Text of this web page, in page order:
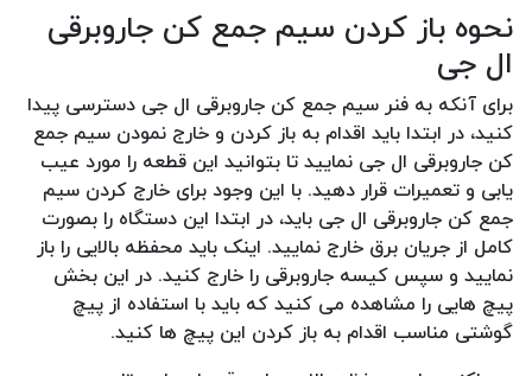
نحوه باز کردن سیم جمع کن جاروبرقی
ال جی
برای آنکه به فنر سیم جمع کن جاروبرقی ال جی دسترسی پیدا
کنید، در ابتدا باید اقدام به باز کردن و خارج نمودن سیم جمع
کن جاروبرقی ال جی نمایید تا بتوانید این قطعه را مورد عیب
یابی و تعمیرات قرار دهید. با این وجود برای خارج کردن سیم
جمع کن جاروبرقی ال جی باید، در ابتدا این دستگاه را بصورت
کامل از جریان برق خارج نمایید. اینک باید محفظه بالایی را باز
نمایید و سپس کیسه جاروبرقی را خارج کنید. در این بخش
پیچ هایی را مشاهده می کنید که باید با استفاده از پیچ
گوشتی مناسب اقدام به باز کردن این پیچ ها کنید.